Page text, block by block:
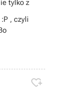
tylko z
, czyli
